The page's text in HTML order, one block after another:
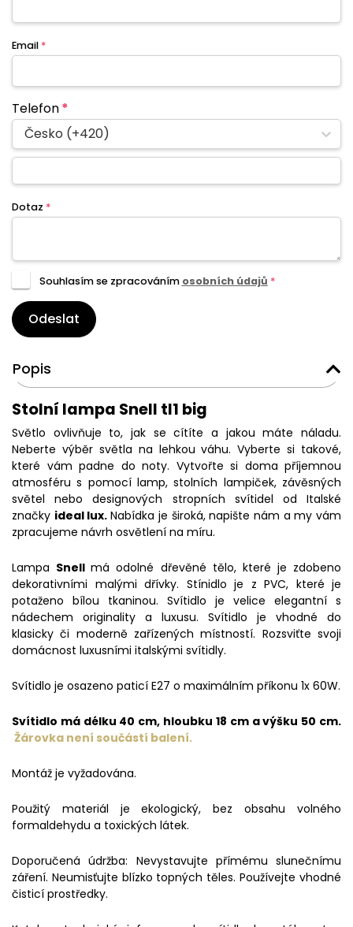
Email *
Telefon*
Česko (+420)
Dotaz *
Souhlasím se zpracováním osobních údajů *
Odeslat
Popis
Stolní lampa Snell tl1 big
Světlo ovlivňuje to, jak se cítíte a jakou máte náladu.
Neberte výběr světla na lehkou váhu. Vyberte si takové,
které vám padne do noty. Vytvořte si doma příjemnou
atmosféru s pomocí lamp, stolních lampiček, závěsných
světel nebo designových stropních svítidel od Italské
značky ideal lux.Nabídka je široká, napište nám a my vám
zpracujeme návrh osvětlení na míru.
Lampa Snellmá odolné dřevěné tělo, které je zdobeno
dekorativními malými dřívky. Stínidlo je z PVC, které je
potaženo bílou tkaninou. Svítidlo je velice elegantní s
nádechem originality a luxusu. Svítidlo je vhodné do
klasicky či moderně zařízených místností. Rozsviťte svoji
domácnost luxusními italskými svítidly.
Svítidlo je osazeno paticí E27 o maximálním příkonu 1x 60W.
Svítidlo má délku 40 cm, hloubku 18 cm a výšku 50 cm.
Žárovka není součástí balení.
Montáž je vyžadována.
Použitý materiál je ekologický, bez obsahu volného
formaldehydu a toxických látek.
Doporučená údržba: Nevystavujte přímému slunečnímu
záření. Neumisťujte blízko topných těles. Používejte vhodné
čisticí prostředky.